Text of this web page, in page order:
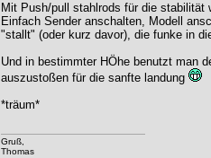
Mit Push/pull stahlrods für die stabilität
Einfach Sender anschalten, Modell
"stallt" (oder kurz davor), die funke in
Und in bestimmter HÖhe benutzt man
auszustoßen für die sanfte landung
*träum*
Gruß,
Thomas